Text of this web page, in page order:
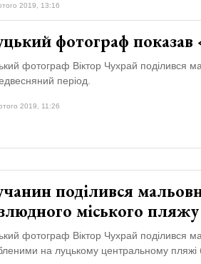
2019, 13:16
фотограф показав
фотограф Віктор Чухрай поділився
період.
2019, 11:26
поділився
міського пляжу
фотограф Віктор Чухрай поділився
на луцькому центральному пляжі